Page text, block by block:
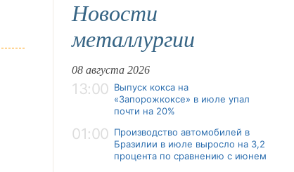
Новости
металлургии
08 августа 2026
13:00 Выпуск кокса на
«Запорожкоксе» в июле упал
почти на 20%
01:00 Производство автомобилей в
Бразилии в июле выросло на 3,2
процента по сравнению с июнем